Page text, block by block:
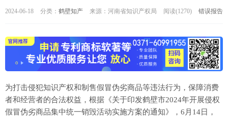
2024-06-18 分类： 鹤壁知产 来源：河南省知识产权局 阅读(1270) 错误报告
为打击侵犯知识产权和制售假冒伪劣商品等违法行为，保障消费
者和经营者的合法权益，根据《关于印发鹤壁市2024年开展侵权
假冒伪劣商品集中统一销毁活动实施方案的通知》，6月14日，